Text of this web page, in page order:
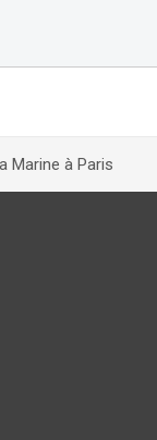
Marine à Paris